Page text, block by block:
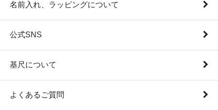
名前入れ、ラッピングについて
公式SNS
基尺について
よくあるご質問